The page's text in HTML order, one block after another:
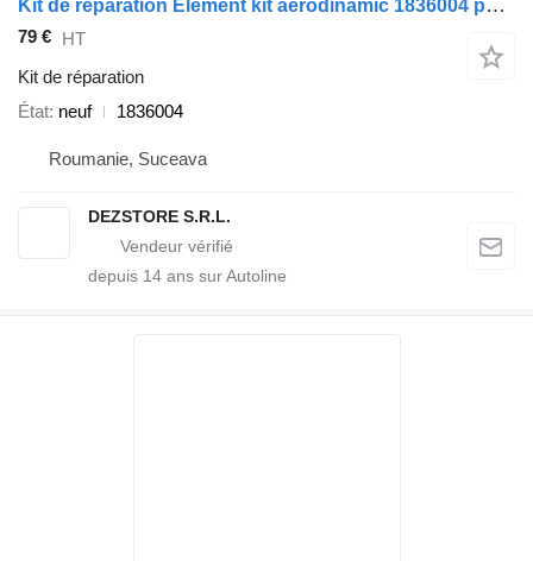
Kit de réparation Element kit aerodinamic 1836004 pour tracteur routier DAF XF
79 € HT
Kit de réparation
État neuf 1836004
Roumanie, Suceava
DEZSTORE S.R.L.
depuis 14 ans sur Autoline